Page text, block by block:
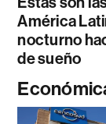
América
nocturno
de sueño